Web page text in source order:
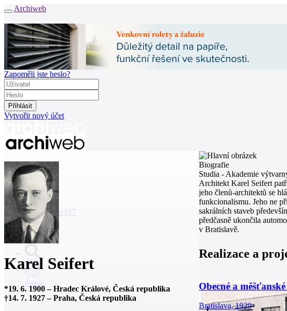
Archiweb
Zapoměli jste heslo?
Vytvořit nový účet
Zprávy
Architekti
Stavby
Katalog
E-shop
Burza práce 157
en
0
Karel Seifert
*19. 6. 1900–Hradec Králové, Česká republika
†14. 7. 1927–Praha, Česká republika
Biografie
Studia - Akademie
Architekt Karel Seifert
jeho členů-architektů se
funkcionalismu. Jeho ne
sakrálních staveb
předčasně ukončila
v Bratislavě.
Realizace a
Obecné a
Bratislava, 1929